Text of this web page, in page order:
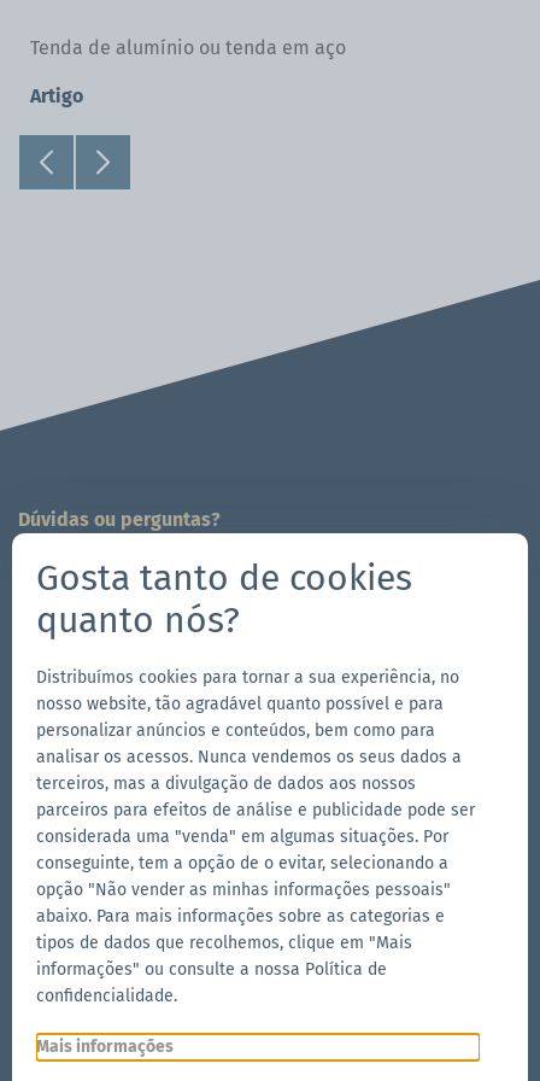
Dúvidas ou perguntas?
704-312-1600
es@zingerle.group
Follow us
para
página
do
Facebook
Ir
para
a
página
do
Instagram
Siga-
nos
YouTube
Ir
para
a
página
do
LinkedIn
Outras marcas do Zingerle Group
Ir
para
o
site
Ir
para
o
site
da
Ir
para
da
Gosta tanto de cookies
quanto nós?
Distribuímos cookies para tornar a sua experiência, no
nosso website, tão agradável quanto possível e para
personalizar anúncios e conteúdos, bem como para
analisar os acessos. Nunca vendemos os seus dados a
terceiros, mas a divulgação de dados aos nossos
parceiros para efeitos de análise e publicidade pode ser
considerada uma "venda" em algumas situações. Por
conseguinte, tem a opção de o evitar, selecionando a
opção "Não vender as minhas informações pessoais"
abaixo. Para mais informações sobre as categorias e
tipos de dados que recolhemos, clique em "Mais
informações" ou consulte a nossa Política de
confidencialidade.
Mais informações